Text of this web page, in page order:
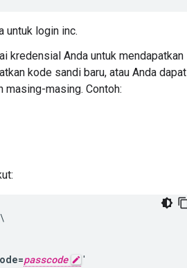
untuk login inc.
kredensial Anda untuk mendapatkan
kode sandi baru, atau Anda dapat
masing-masing. Contoh:
passcode '